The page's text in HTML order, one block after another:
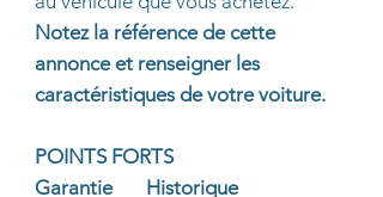
Notez la référence de cette
annonce et renseigner les
caractéristiques de votre voiture.
POINTS FORTS
Garantie Historique